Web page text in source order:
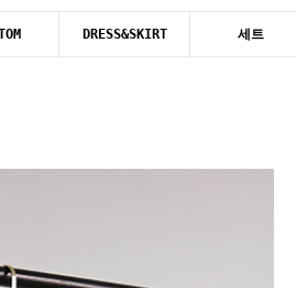
DRESS&SKIRT 세트